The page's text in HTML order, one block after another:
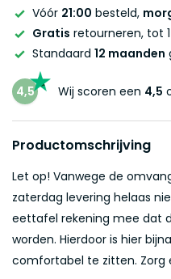
Vóór 21:00 besteld,
Gratis retourneren, tot
Standaard 12 maanden
4,5 Wij scoren een 4,5
Productomschrijving
Let op! Vanwege de
zaterdag levering helaas
eettafel rekening mee dat
worden. Hierdoor is hier
comfortabel te zitten. Zorg